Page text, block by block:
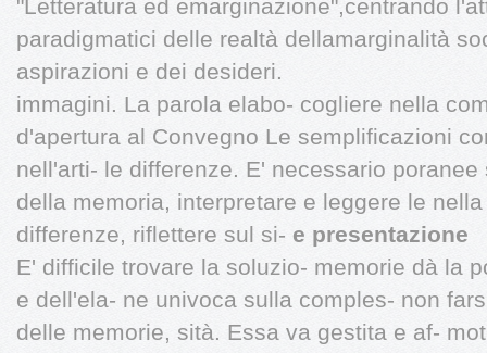
"Letteratura ed emarginazione",centrando
paradigmatici delle realtà dellamarginalità
aspirazioni e dei desideri.
immagini. La parola elabo- cogliere nella
d'apertura al Convegno Le semplificazioni
nell'arti- le differenze. E' necessario
della memoria, interpretare e leggere le
differenze, riflettere sul si- e presentazione
E' difficile trovare la soluzio- memorie dà la
e dell'ela- ne univoca sulla comples- non
delle memorie, sità. Essa va gestita e af-